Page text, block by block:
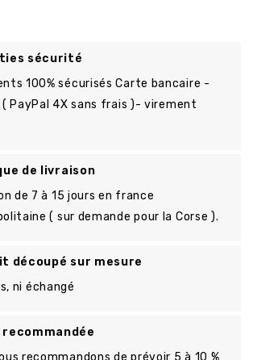
sécurité
100% sécurisés Carte bancaire -
( PayPal 4X sans frais )- virement
de livraison
de 7 à 15 jours en france
( sur demande pour la Corse ).
découpé sur mesure
ni échangé
recommandée